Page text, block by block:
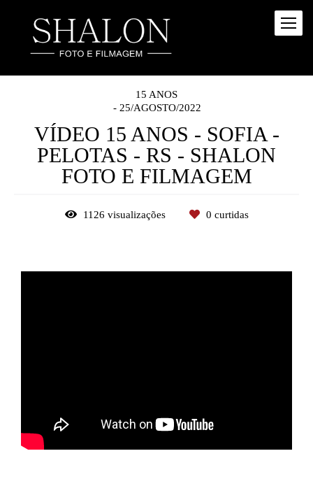
15 ANOS
25/AGOSTO/2022
VÍDEO 15 ANOS - SOFIA -
PELOTAS - RS - SHALON
FOTO E FILMAGEM
1126 visualizações 0 curtidas